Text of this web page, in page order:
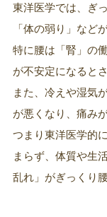
東洋医学では、ぎ
「体の弱り」など
特に腰は「腎」の
が不安定になると
また、冷えや湿気
が悪くなり、痛み
つまり東洋医学的
まらず、体質や生
乱れ」がぎっくり